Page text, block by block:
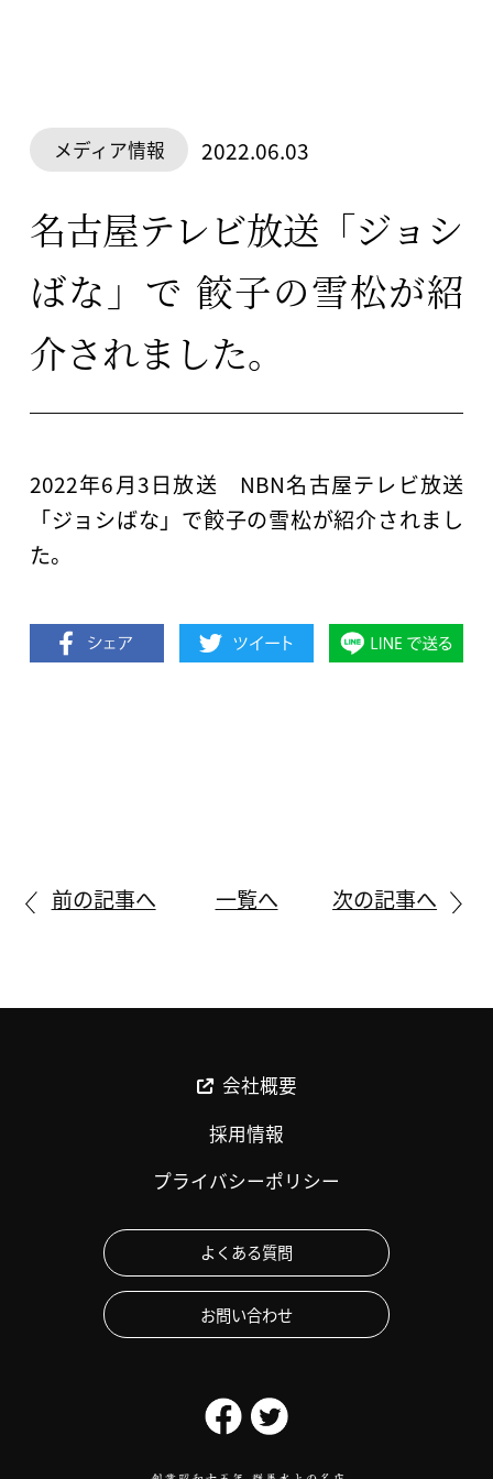
メディア情報 2022.06.03
名古屋テレビ放送「ジョシ
ばな」で 餃子の雪松が紹
介されました。
2022年6月3日放送 NBN名古屋テレビ放送
「ジョシばな」で餃子の雪松が紹介されまし
た。
前の記事へ 一覧へ 次の記事へ
会社概要
採用情報
プライバシーポリシー
よくある質問
お問い合わせ